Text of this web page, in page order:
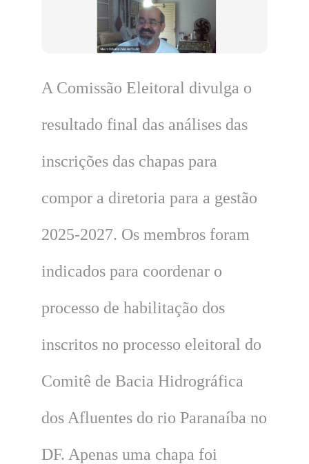
A Comissão Eleitoral divulga o
resultado final das análises das
inscrições das chapas para
compor a diretoria para a gestão
2025-2027. Os membros foram
indicados para coordenar o
processo de habilitação dos
inscritos no processo eleitoral do
Comitê de Bacia Hidrográfica
dos Afluentes do rio Paranaíba no
DF. Apenas uma chapa foi